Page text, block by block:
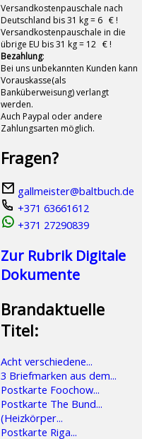
Versandkostenpauschale nach
Deutschland bis 31 kg = 6 € !
Versandkostenpauschale in die
übrige EU bis 31 kg = 12 € !
Bezahlung:
Bei uns unbekannten Kunden kann
Vorauskasse(als
Banküberweisung) verlangt
werden.
Auch Paypal oder andere
Zahlungsarten möglich.
Fragen?
gallmeister@baltbuch.de
+371 63661612
+371 27290839
Zur Rubrik Digitale
Dokumente
Brandaktuelle
Titel:
Acht verschiedene...
3 Briefmarken aus dem...
Postkarte Foochow...
Postkarte The Bund...
(Heizkörper...
Postkarte Riga...